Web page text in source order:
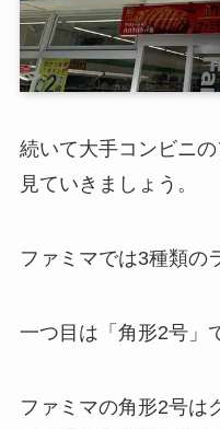
続いて大手コンビニ
見ていきましょう。
ファミマでは3種類の
一つ目は「角形2号」
ファミマの角形2号は